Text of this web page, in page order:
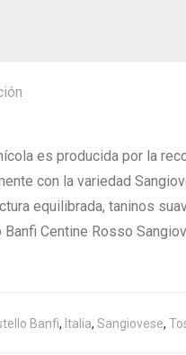
es producida por la
con la variedad
equilibrada, taninos
Centine Rosso
Banfi, Italia, Sangiovese,